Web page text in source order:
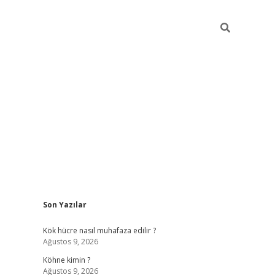
Sidebar
Son Yazılar
Kök hücre nasıl muhafaza edilir ?
Ağustos 9, 2026
Köhne kimin ?
Ağustos 9, 2026